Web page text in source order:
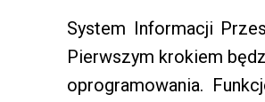
System Informacji
Pierwszym krokiem
oprogramowania.